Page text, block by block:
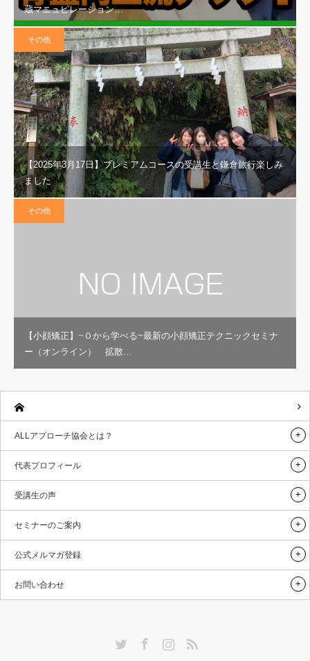
蔵マニュピレーション…
その他
【2025年3月17日】プレミアムコースの受講生と鎌倉旅行楽しみ
ました
その他
【小顔矯正】~０から学べる~最新の小顔矯正テクニックセミナ
ー（オンライン） 拡散…
ALLアプローチ協会とは？
代表プロフィール
受講生の声
セミナーのご案内
公式メルマガ登録
お問い合わせ